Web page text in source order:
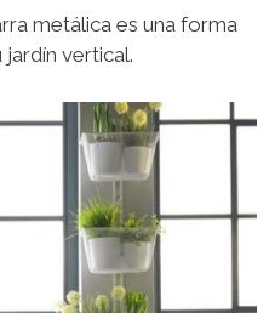
metálica es una forma
vertical.